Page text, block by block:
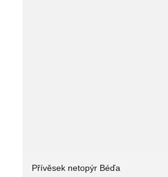
Přívěsek netopýr Béďa